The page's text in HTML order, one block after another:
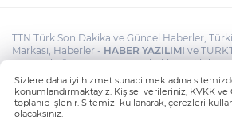
TTN Türk Son Dakika ve Güncel Haberler,
Markası, Haberler - HABER YAZILIMI ve
Copyright© 2006-2026 Tüm hakları saklıdır.
Sizlere daha iyi hizmet sunabilmek adına
konumlandırmaktayız. Kişisel verileriniz, KVKK ve
toplanıp işlenir. Sitemizi kullanarak, çerezleri
olacaksınız.